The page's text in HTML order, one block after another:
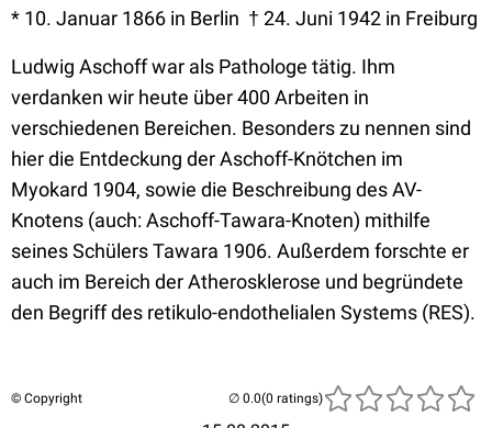
* 10. Januar 1866 in Berlin † 24. Juni 1942 in Freiburg
Ludwig Aschoff war als Pathologe tätig. Ihm
verdanken wir heute über 400 Arbeiten in
verschiedenen Bereichen. Besonders zu nennen sind
hier die Entdeckung der Aschoff-Knötchen im
Myokard 1904, sowie die Beschreibung des AV-
Knotens (auch: Aschoff-Tawara-Knoten) mithilfe
seines Schülers Tawara 1906. Außerdem forschte er
auch im Bereich der Atherosklerose und begründete
den Begriff des retikulo-endothelialen Systems (RES).
© Copyright (0 ratings)